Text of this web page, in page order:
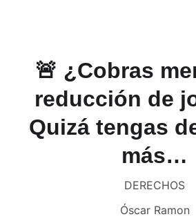
🚨 ¿Cobras
reducción de
Quizá tengas
más…
DERECHOS
Óscar Ramon